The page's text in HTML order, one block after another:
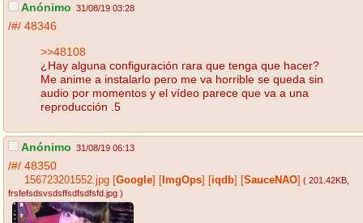
Anónimo 31/08/19 03:28
/#/ 48346
>>48108
¿Hay alguna configuración rara que tenga que hacer?
Me anime a instalarlo pero me va horrible se queda sin
audio por momentos y el vídeo parece que va a una
reproducción .5
Anónimo 31/08/19 06:13
/#/ 48350
156723201552.jpg Google ImgOps iqdb SauceNAO ( 201.42KB
frsfefsdsvsdsffsdfsdfsfd.jpg )